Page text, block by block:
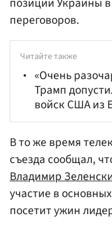
переговоров.
Читайте также
«Очень
Трамп
войск США из
В то же время
съезда сообщал,
Владимир
участие в
посетит ужин